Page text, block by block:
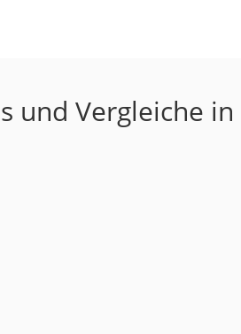
und Vergleiche